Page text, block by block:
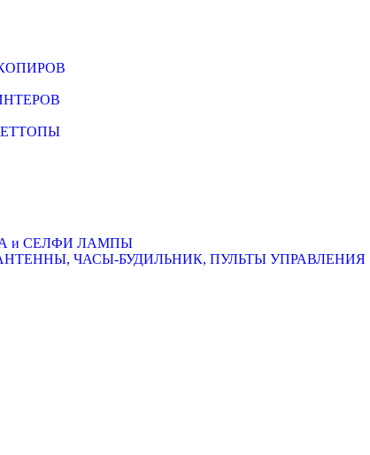
и СЕЛФИ ЛАМПЫ
ЧАСЫ-БУДИЛЬНИК, ПУЛЬТЫ УПРАВЛЕНИЯ